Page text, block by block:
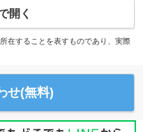
開く
在することを表すものであり、実際
せ(無料)